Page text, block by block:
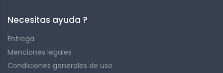
Necesitas ayuda ?
Entrega
Menciones legales
Condiciones generales de uso